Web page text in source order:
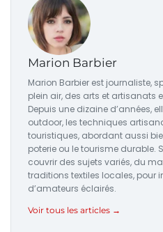
Marion Barbier
Marion Barbier est journaliste,
plein air, des arts et artisanats
Depuis une dizaine d’années,
outdoor, les techniques
touristiques, abordant aussi
poterie ou le tourisme durable.
couvrir des sujets variés, du
traditions textiles locales, pour
d’amateurs éclairés.
Voir tous les articles →